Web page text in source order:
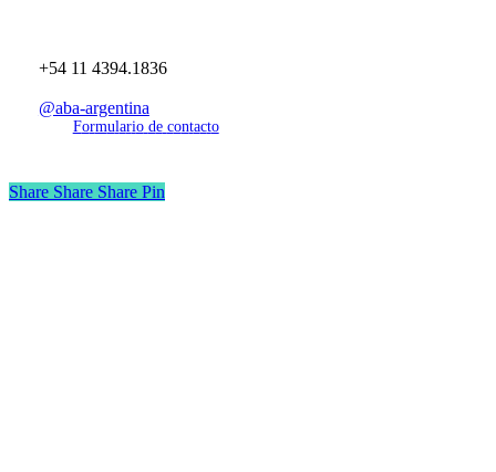
+54 11 4394.1836
@aba-argentina
Formulario de contacto
Share Share Share Pin